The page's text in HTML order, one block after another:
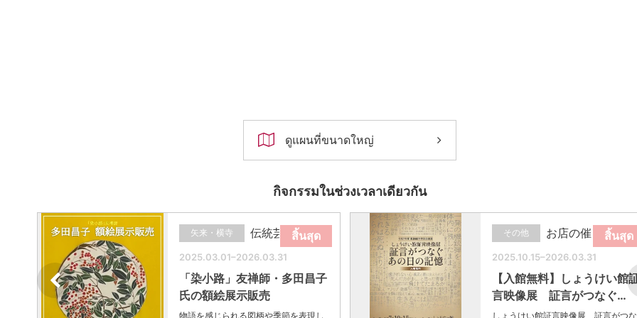
ดูแผนที่ขนาดใหญ่
กิจกรรมในช่วงเวลาเดียวกัน
สิ้นสุด
矢来・横寺 伝統芸能
2025.03.01–2026.03.31
「染小路」友禅師・多田昌子
氏の額絵展示販売
物語を感じられる図柄や季節を表現し
สิ้นสุด
その他 お店の催し
2025.10.15–2026.03.31
【入館無料】しょうけい館
言映像展 証言がつなぐ…
しょうけい館証言映像展 証言がつな